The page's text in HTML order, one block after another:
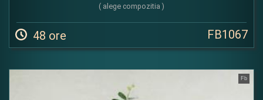
( alege compozitia )
48 ore FB1067
Fb